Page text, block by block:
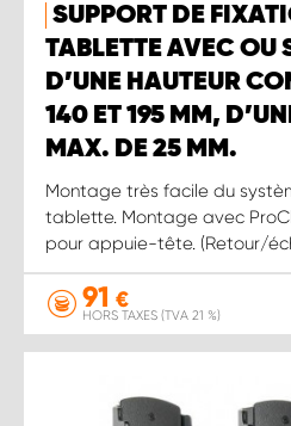
SUPPORT DE
TABLETTE AVEC OU
D’UNE HAUTEUR
140 ET 195 MM,
MAX. DE 25 MM.
Montage très facile du
tablette. Montage avec
pour appuie-tête. (Retour/
91 €
HORS TAXES (TVA 21 %)